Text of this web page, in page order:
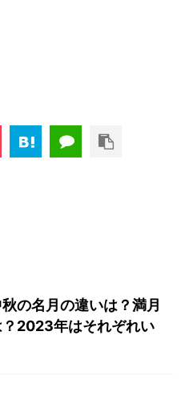
の名月の違いは？満月
？2023年はそれぞれい